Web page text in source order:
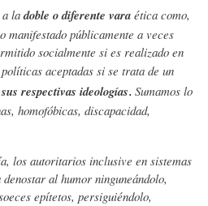
a la doble o diferente vara ética como,
manifestado públicamente a veces
socialmente si es realizado en
aceptadas si se trata de un
respectivas ideologías. Sumamos lo
homofóbicas, discapacidad,
los autoritarios inclusive en sistemas
al humor ninguneándolo,
epítetos, persiguiéndolo,